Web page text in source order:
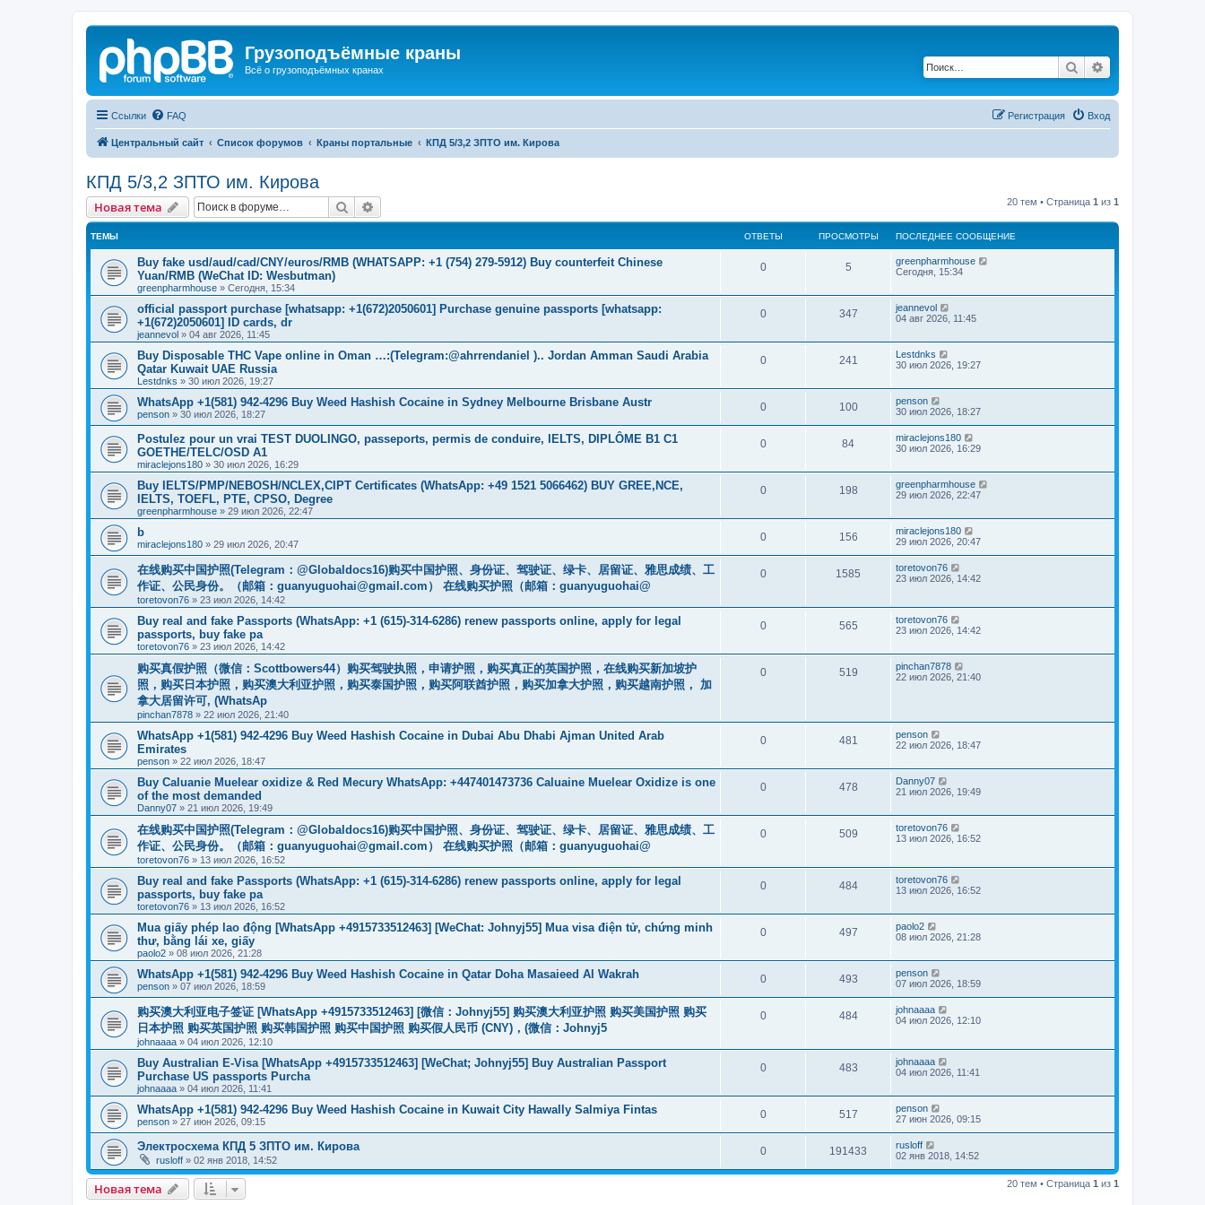
Грузоподъёмные краны
Всё о грузоподъёмных кранах Поиск
Ссылки FAQ Вход
Регистрация
Центральный сайт Список форумов Краны портальные КПД 5/3,2 ЗПТО им. Кирова
КПД 5/3,2 ЗПТО им. Кирова
Новая тема Поиск 20 тем • Страница 1 из 1
ТЕМЫ ОТВЕТЫ ПРОСМОТРЫ ПОСЛЕДНЕЕ СООБЩЕНИЕ
Buy fake usd/aud/cad/CNY/euros/RMB (WHATSAPP: +1 (754) 279-5912) Buy counterfeit Chinese
Yuan/RMB (WeChat ID: Wesbutman)
greenpharmhouse » Сегодня, 15:34
0 5
greenpharmhouse
Сегодня, 15:34
official passport purchase [whatsapp: +1(672)2050601] Purchase genuine passports [whatsapp:
+1(672)2050601] ID cards, dr
jeannevol » 04 авг 2026, 11:45
0 347
jeannevol
04 авг 2026, 11:45
Buy Disposable THC Vape online in Oman …:(Telegram:@ahrrendaniel ).. Jordan Amman Saudi Arabia
Qatar Kuwait UAE Russia
Lestdnks » 30 июл 2026, 19:27
0 241
Lestdnks
30 июл 2026, 19:27
WhatsApp +1(581) 942-4296 Buy Weed Hashish Cocaine in Sydney Melbourne Brisbane Austr
penson » 30 июл 2026, 18:27
0 100
penson
30 июл 2026, 18:27
Postulez pour un vrai TEST DUOLINGO, passeports, permis de conduire, IELTS, DIPLÔME B1 C1
GOETHE/TELC/OSD A1
miraclejons180 » 30 июл 2026, 16:29
0 84
miraclejons180
30 июл 2026, 16:29
Buy IELTS/PMP/NEBOSH/NCLEX,CIPT Certificates (WhatsApp: +49 1521 5066462) BUY GREE,NCE,
IELTS, TOEFL, PTE, CPSO, Degree
greenpharmhouse » 29 июл 2026, 22:47
0 198
greenpharmhouse
29 июл 2026, 22:47
b
miraclejons180 » 29 июл 2026, 20:47
0 156
miraclejons180
29 июл 2026, 20:47
在线购买中国护照(Telegram：@Globaldocs16)购买中国护照、身份证、驾驶证、绿卡、居留证、雅思成绩、工
作证、公民身份。（邮箱： guanyuguohai@gmail.com ） 在线购买护照（邮箱：guanyuguohai@
toretovon76 » 23 июл 2026, 14:42
0 1585
toretovon76
23 июл 2026, 14:42
Buy real and fake Passports (WhatsApp: +1 (615)-314-6286) renew passports online, apply for legal
passports, buy fake pa
toretovon76 » 23 июл 2026, 14:42
0 565
toretovon76
23 июл 2026, 14:42
购买真假护照（微信：Scottbowers44）购买驾驶执照，申请护照，购买真正的英国护照，在线购买新加坡护
照，购买日本护照，购买澳大利亚护照，购买泰国护照，购买阿联酋护照，购买加拿大护照，购买越南护照， 加
拿大居留许可, (WhatsAp
pinchan7878 » 22 июл 2026, 21:40
0 519
pinchan7878
22 июл 2026, 21:40
WhatsApp +1(581) 942-4296 Buy Weed Hashish Cocaine in Dubai Abu Dhabi Ajman United Arab
Emirates
penson » 22 июл 2026, 18:47
0 481
penson
22 июл 2026, 18:47
Buy Caluanie Muelear oxidize & Red Mecury WhatsApp: +447401473736 Caluaine Muelear Oxidize is one
of the most demanded
Danny07 » 21 июл 2026, 19:49
0 478
Danny07
21 июл 2026, 19:49
在线购买中国护照(Telegram：@Globaldocs16)购买中国护照、身份证、驾驶证、绿卡、居留证、雅思成绩、工
作证、公民身份。（邮箱： guanyuguohai@gmail.com ） 在线购买护照（邮箱：guanyuguohai@
toretovon76 » 13 июл 2026, 16:52
0 509
toretovon76
13 июл 2026, 16:52
Buy real and fake Passports (WhatsApp: +1 (615)-314-6286) renew passports online, apply for legal
passports, buy fake pa
toretovon76 » 13 июл 2026, 16:52
0 484
toretovon76
13 июл 2026, 16:52
Mua giấy phép lao động [WhatsApp +4915733512463] [WeChat: Johnyj55] Mua visa điện tử, chứng minh
thư, bằng lái xe, giấy
paolo2 » 08 июл 2026, 21:28
0 497
paolo2
08 июл 2026, 21:28
WhatsApp +1(581) 942-4296 Buy Weed Hashish Cocaine in Qatar Doha Masaieed Al Wakrah
penson » 07 июл 2026, 18:59
0 493
penson
07 июл 2026, 18:59
购买澳大利亚电子签证 [WhatsApp +4915733512463] [微信：Johnyj55] 购买澳大利亚护照 购买美国护照 购买
日本护照 购买英国护照 购买韩国护照 购买中国护照 购买假人民币 (CNY)，(微信：Johnyj5
johnaaaa » 04 июл 2026, 12:10
0 484
johnaaaa
04 июл 2026, 12:10
Buy Australian E-Visa [WhatsApp +4915733512463] [WeChat; Johnyj55] Buy Australian Passport
Purchase US passports Purcha
johnaaaa » 04 июл 2026, 11:41
0 483
johnaaaa
04 июл 2026, 11:41
WhatsApp +1(581) 942-4296 Buy Weed Hashish Cocaine in Kuwait City Hawally Salmiya Fintas
penson » 27 июн 2026, 09:15
0 517
penson
27 июн 2026, 09:15
Электросхема КПД 5 ЗПТО им. Кирова
rusloff » 02 янв 2018, 14:52
0 191433
rusloff
02 янв 2018, 14:52
Новая тема 20 тем • Страница 1 из 1